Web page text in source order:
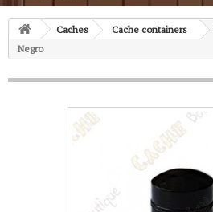
Caches Cache containers
Negro